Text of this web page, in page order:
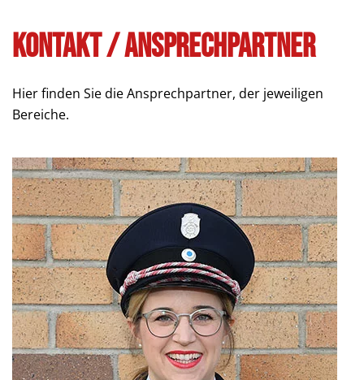
Kontakt / Ansprechpartner
Hier finden Sie die Ansprechpartner, der jeweiligen
Bereiche.